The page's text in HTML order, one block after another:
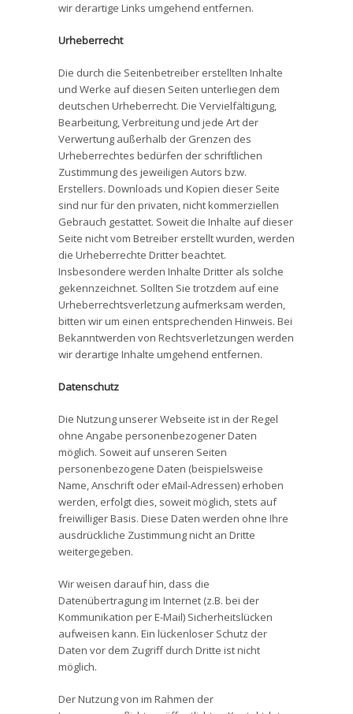
wir derartige Links umgehend entfernen.
Urheberrecht
Die durch die Seitenbetreiber erstellten Inhalte
und Werke auf diesen Seiten unterliegen dem
deutschen Urheberrecht. Die Vervielfältigung,
Bearbeitung, Verbreitung und jede Art der
Verwertung außerhalb der Grenzen des
Urheberrechtes bedürfen der schriftlichen
Zustimmung des jeweiligen Autors bzw.
Erstellers. Downloads und Kopien dieser Seite
sind nur für den privaten, nicht kommerziellen
Gebrauch gestattet. Soweit die Inhalte auf dieser
Seite nicht vom Betreiber erstellt wurden, werden
die Urheberrechte Dritter beachtet.
Insbesondere werden Inhalte Dritter als solche
gekennzeichnet. Sollten Sie trotzdem auf eine
Urheberrechtsverletzung aufmerksam werden,
bitten wir um einen entsprechenden Hinweis. Bei
Bekanntwerden von Rechtsverletzungen werden
wir derartige Inhalte umgehend entfernen.
Datenschutz
Die Nutzung unserer Webseite ist in der Regel
ohne Angabe personenbezogener Daten
möglich. Soweit auf unseren Seiten
personenbezogene Daten (beispielsweise
Name, Anschrift oder eMail-Adressen) erhoben
werden, erfolgt dies, soweit möglich, stets auf
freiwilliger Basis. Diese Daten werden ohne Ihre
ausdrückliche Zustimmung nicht an Dritte
weitergegeben.
Wir weisen darauf hin, dass die
Datenübertragung im Internet (z.B. bei der
Kommunikation per E-Mail) Sicherheitslücken
aufweisen kann. Ein lückenloser Schutz der
Daten vor dem Zugriff durch Dritte ist nicht
möglich.
Der Nutzung von im Rahmen der